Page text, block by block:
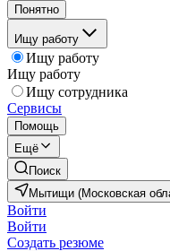
Понятно
Ищу работу
Ищу работу
Ищу работу
Ищу сотрудника
Сервисы
Помощь
Ещё
Поиск
Мытищи (Московская
Войти
Войти
Создать резюме